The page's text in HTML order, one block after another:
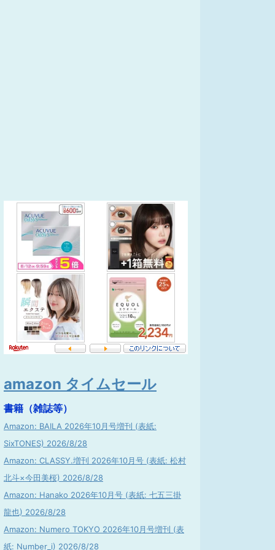
amazon タイムセール
書籍（雑誌等）
Amazon: BAILA 2026年10月号増刊 (表紙:
SixTONES) 2026/8/28
Amazon: CLASSY.増刊 2026年10月号 (表紙: 松村
北斗×今田美桜) 2026/8/28
Amazon: Hanako 2026年10月号 (表紙: 七五三掛
龍也) 2026/8/28
Amazon: Numero TOKYO 2026年10月号増刊 (表
紙: Number_i) 2026/8/28